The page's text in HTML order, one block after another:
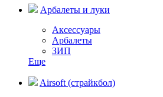
Арбалеты и луки
Аксессуары
Арбалеты
ЗИП
Еще
Airsoft (страйкбол)